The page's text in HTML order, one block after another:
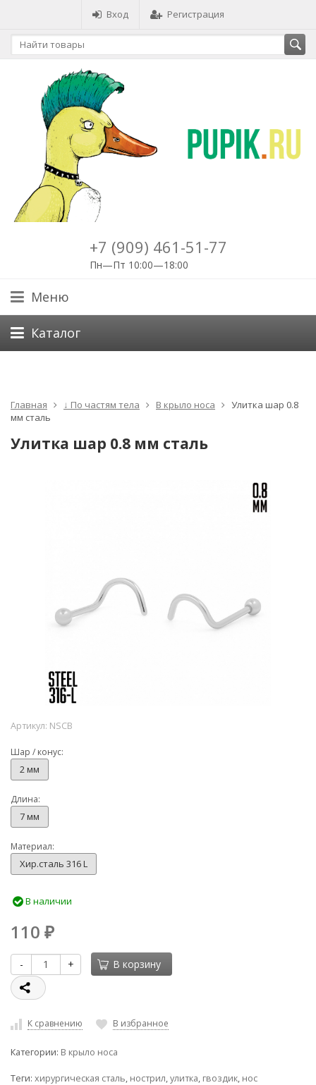
Вход Регистрация
+7 (909) 461-51-77
Пн—Пт 10:00—18:00
Меню
Каталог
Главная ↓ По частям тела В крыло носа
Улитка шар 0.8
мм сталь
Улитка шар 0.8 мм сталь
Артикул: NSCB
Шар / конус:
2 мм
Длина:
7 мм
Материал:
Хир.сталь 316 L
В наличии
110 ₽
- + В корзину
К сравнению В избранное
Категории: В крыло носа
Теги: хирургическая сталь, нострил,улитка, гвоздик, нос